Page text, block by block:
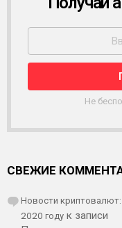
С
Ы
Л
К
Не
СВЕЖИЕ
Новости
2020 году к записи